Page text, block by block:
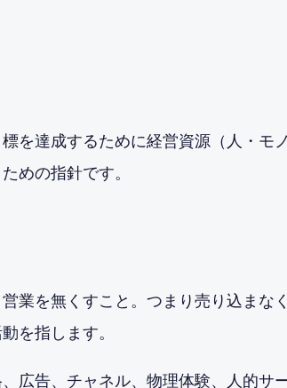
を達成するために経営資源（人・モ
めの指針です。
業を無くすこと。つまり売り込まな
を指します。
広告、チャネル、物理体験、人的サ